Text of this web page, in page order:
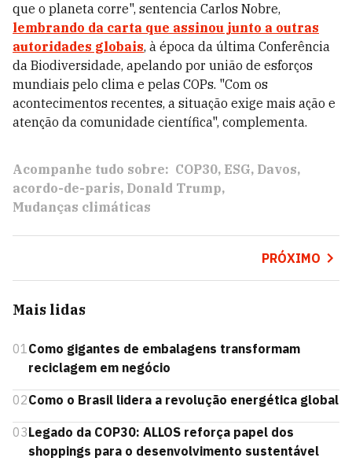
que o planeta corre", sentencia Carlos Nobre,
lembrando da carta que assinou junto a outras
autoridades globais, à época da última Conferência
da Biodiversidade, apelando por união de esforços
mundiais pelo clima e pelas COPs. "Com os
acontecimentos recentes, a situação exige mais ação e
atenção da comunidade científica", complementa.
Acompanhe tudo sobre: COP30 ESG Davos
acordo-de-paris Donald Trump
Mudanças climáticas
PRÓXIMO
Mais lidas
01Como gigantes de embalagens transformam
reciclagem em negócio
02Como o Brasil lidera a revolução energética global
03Legado da COP30: ALLOS reforça papel dos
shoppings para o desenvolvimento sustentável